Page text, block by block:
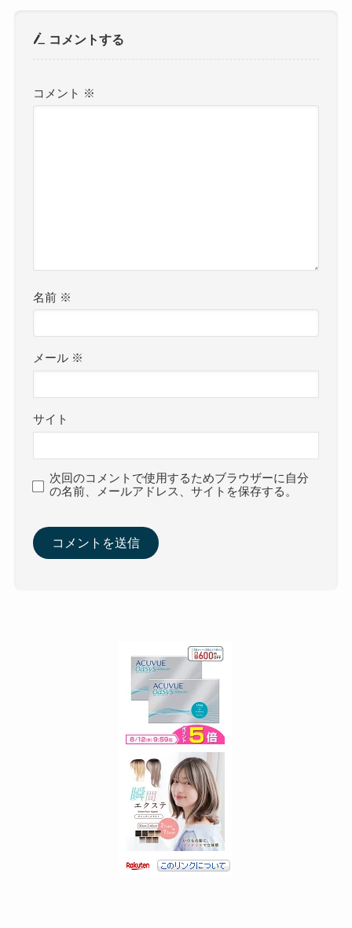
コメントする
コメント ※
名前 ※
メール ※
サイト
次回のコメントで使用するためブラウザーに自分
の名前、メールアドレス、サイトを保存する。